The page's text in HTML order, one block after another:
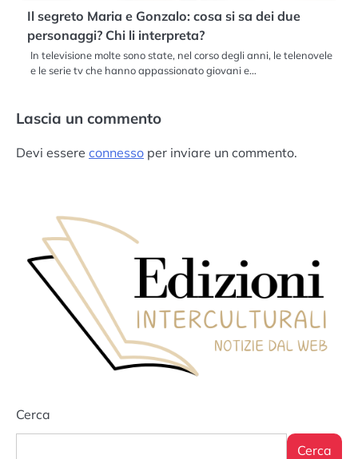
Il segreto Maria e Gonzalo: cosa si sa dei due
personaggi? Chi li interpreta?
In televisione molte sono state, nel corso degli anni, le telenovele
e le serie tv che hanno appassionato giovani e…
Lascia un commento
Devi essere connesso per inviare un commento.
Cerca
Cerca